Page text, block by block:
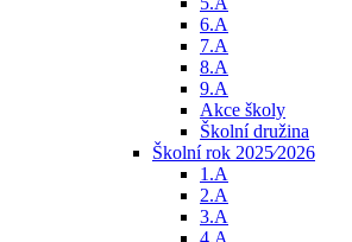
6.A
7.A
8.A
9.A
Akce školy
Školní družina
Školní rok 2025⁄2026
1.A
2.A
3.A
4.A